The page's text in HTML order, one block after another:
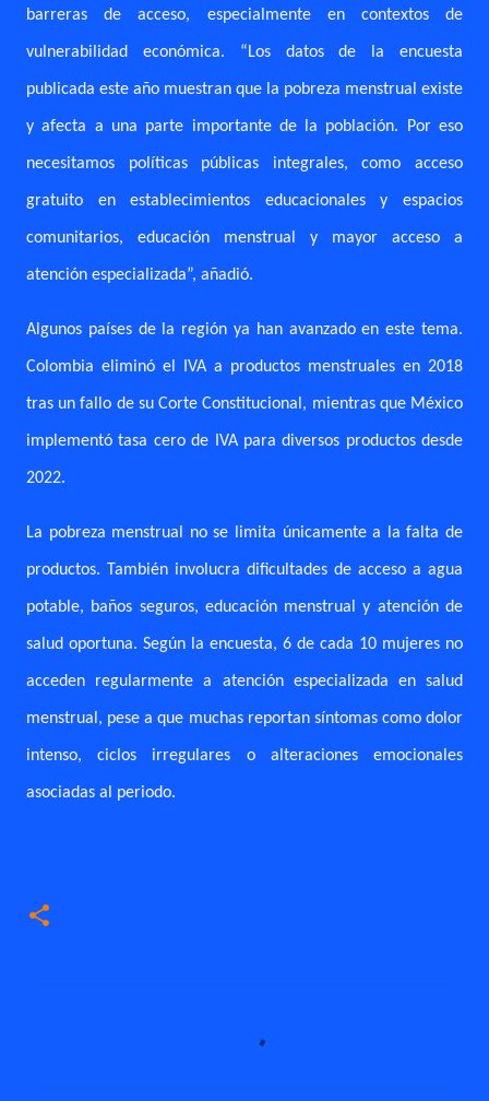
barreras de acceso, especialmente en contextos de
vulnerabilidad económica. “Los datos de la encuesta
publicada este año muestran que la pobreza menstrual existe
y afecta a una parte importante de la población. Por eso
necesitamos políticas públicas integrales, como acceso
gratuito en establecimientos educacionales y espacios
comunitarios, educación menstrual y mayor acceso a
atención especializada”, añadió.
Algunos países de la región ya han avanzado en este tema.
Colombia eliminó el IVA a productos menstruales en 2018
tras un fallo de su Corte Constitucional, mientras que México
implementó tasa cero de IVA para diversos productos desde
2022.
La pobreza menstrual no se limita únicamente a la falta de
productos. También involucra dificultades de acceso a agua
potable, baños seguros, educación menstrual y atención de
salud oportuna. Según la encuesta, 6 de cada 10 mujeres no
acceden regularmente a atención especializada en salud
menstrual, pese a que muchas reportan síntomas como dolor
intenso, ciclos irregulares o alteraciones emocionales
asociadas al periodo.